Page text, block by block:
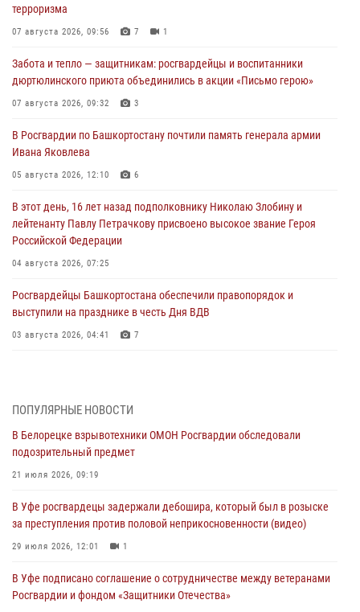
терроризма
07 августа 2026, 09:56 7 1
Забота и тепло — защитникам: росгвардейцы и воспитанники
дюртюлинского приюта объединились в акции «Письмо герою»
07 августа 2026, 09:32 3
В Росгвардии по Башкортостану почтили память генерала армии
Ивана Яковлева
05 августа 2026, 12:10 6
В этот день, 16 лет назад подполковнику Николаю Злобину и
лейтенанту Павлу Петрачкову присвоено высокое звание Героя
Российской Федерации
04 августа 2026, 07:25
Росгвардейцы Башкортостана обеспечили правопорядок и
выступили на празднике в честь Дня ВДВ
03 августа 2026, 04:41 7
03 августа 2026, 04:30 8
В Башкирии росгвардейцы провели волейбольный турнир на
открытом воздухе
03 августа 2026, 04:29
В Уфе росгвардейцы по горячим следам задержали
подозреваемого в открытом хищении из аптеки (видео)
03 августа 2026, 04:15
Начальник отделения учёта и комплектования Росгвардии
Башкортостана ответил на вопросы граждан
ПОПУЛЯРНЫЕ НОВОСТИ
В Белорецке взрывотехники ОМОН Росгвардии обследовали
подозрительный предмет
21 июля 2026, 09:19
В Уфе росгвардецы задержали дебошира, который был в розыске
за преступления против половой неприкосновенности (видео)
29 июля 2026, 12:01 1
В Уфе подписано соглашение о сотрудничестве между ветеранами
Росгвардии и фондом «Защитники Отечества»